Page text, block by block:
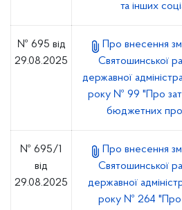
та інших
№ 695 від
29.08.2025
Про внесення
Святошинської
державної
року № 99 "Про
бюджетних
№ 695/1
від
29.08.2025
Про внесення
Святошинської
державної
року № 264 "Про